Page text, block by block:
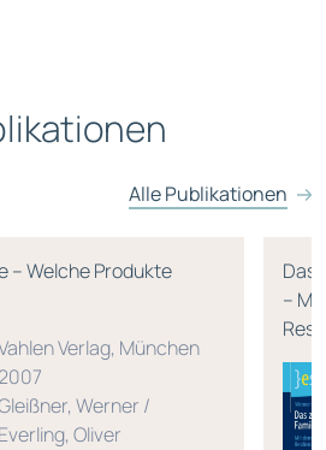
Alle Publikationen
– Welche Produkte
Verlag, München
2007
Werner /
Everling, Oliver
Das
–